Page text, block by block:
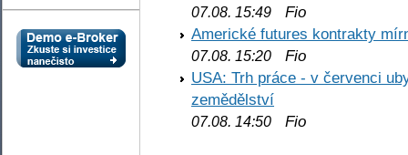
07.08. 15:49 Fio
Americké futures kontrakty
07.08. 15:20 Fio
USA: Trh práce - v červenci
zemědělství
07.08. 14:50 Fio